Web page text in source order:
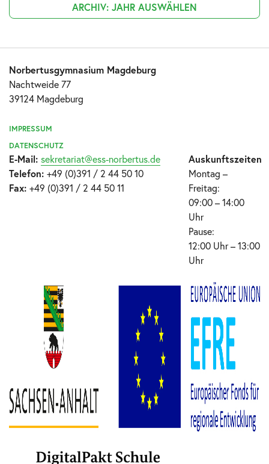
ARCHIV: JAHR AUSWÄHLEN
Norbertusgymnasium Magdeburg
Nachtweide 77
39124 Magdeburg
IMPRESSUM
DATENSCHUTZ
E-Mail: sekretariat@ess-norbertus.de
Telefon: +49 (0)391 / 2 44 50 10
Fax: +49 (0)391 / 2 44 50 11
Auskunftszeiten
Montag –
Freitag:
09:00 – 14:00
Uhr
Pause:
12:00 Uhr – 13:00
Uhr